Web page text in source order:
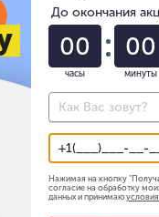
До окончания
01
часы
22
минуты
Нажимая на кнопку "
согласие на обработку
данных и принимаю